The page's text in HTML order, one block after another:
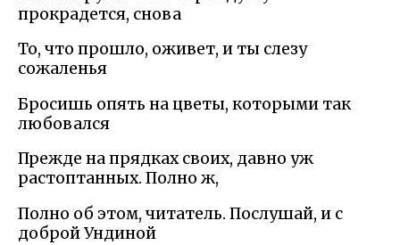
прокрадется, снова
То, что прошло, оживет, и ты слезу
сожаленья
Бросишь опять на цветы, которыми так
любовался
Прежде на прядках своих, давно уж
растоптанных. Полно ж,
Полно об этом, читатель. Послушай, и с
доброй Ундиной